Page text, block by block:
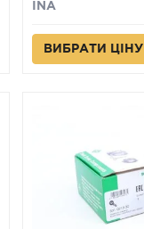
INA
ВИБРАТИ ЦІНУ